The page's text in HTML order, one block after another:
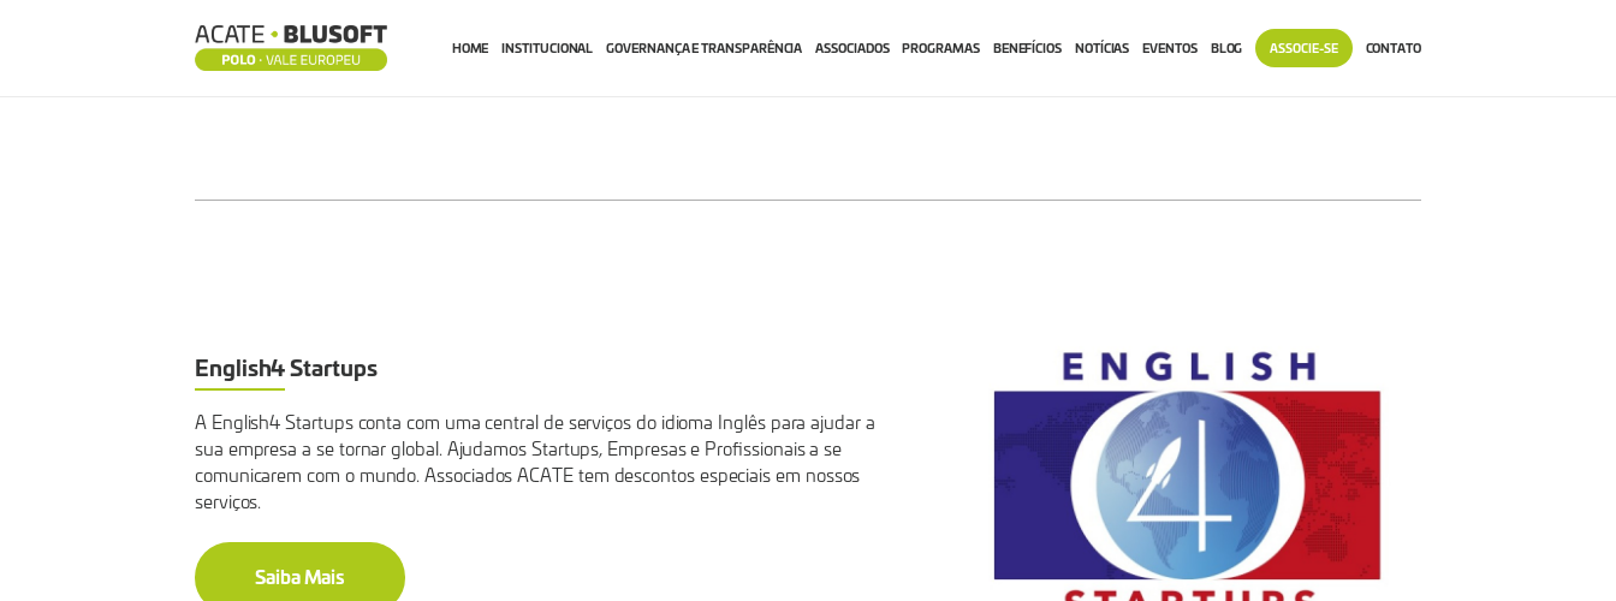
HOME INSTITUCIONAL GOVERNANÇA E TRANSPARÊNCIA ASSOCIADOS PROGRAMAS BENEFÍCIOS NOTÍCIAS EVENTOS BLOG ASSOCIE-SE CONTATO
STARTUPS
English4 Startups
A English4 Startups conta com uma central de serviços do idioma Inglês para ajudar a
sua empresa a se tornar global. Ajudamos Startups, Empresas e Profissionais a se
comunicarem com o mundo. Associados ACATE tem descontos especiais em nossos
serviços.
Saiba Mais